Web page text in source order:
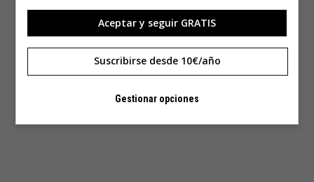
Aceptar y seguir GRATIS
Suscribirse desde 10€/año
Gestionar opciones